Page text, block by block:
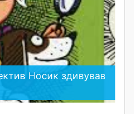
Носик здивував